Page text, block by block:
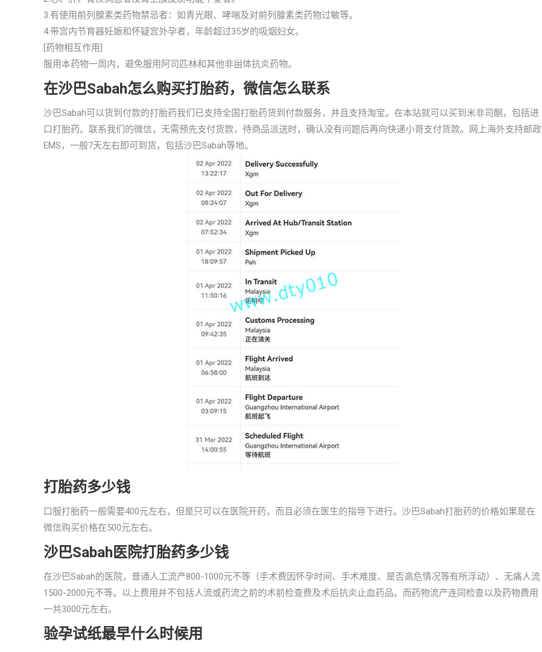
3.有使用前列腺素类药物禁忌者：如青光眼、哮喘及对前列腺素类药物过敏等。
4.带宫内节育器妊娠和怀疑宫外孕者，年龄超过35岁的吸烟妇女。
[药物相互作用]
服用本药物一周内，避免服用阿司匹林和其他非畄体抗炎药物。
在沙巴Sabah怎么购买打胎药，微信怎么联系
沙巴Sabah可以货到付款的打胎药我们已支持全国打胎药货到付款服务，并且支持淘宝。在本站就可以买到米非司酮，包括进
口打胎药。联系我们的微信，无需预先支付货款，待商品派送时，确认没有问题后再向快递小哥支付货款。网上海外支持邮政
EMS，一般7天左右即可到货，包括沙巴Sabah等地。
打胎药多少钱
口服打胎药一般需要400元左右，但是只可以在医院开药，而且必须在医生的指导下进行。沙巴Sabah打胎药的价格如果是在
微信购买价格在500元左右。
沙巴Sabah医院打胎药多少钱
在沙巴Sabah的医院，普通人工流产800-1000元不等（手术费因怀孕时间、手术难度、是否高危情况等有所浮动）、无痛人流
1500-2000元不等。以上费用并不包括人流或药流之前的术前检查费及术后抗炎止血药品。而药物流产连同检查以及药物费用
一共3000元左右。
验孕试纸最早什么时候用